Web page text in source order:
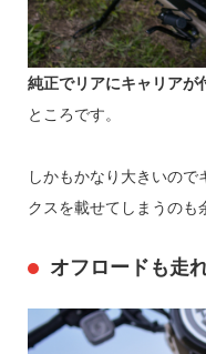
純正でリアにキャリアが
ところです。
しかもかなり大きいの
クスを載せてしまうのも
オフロードも走